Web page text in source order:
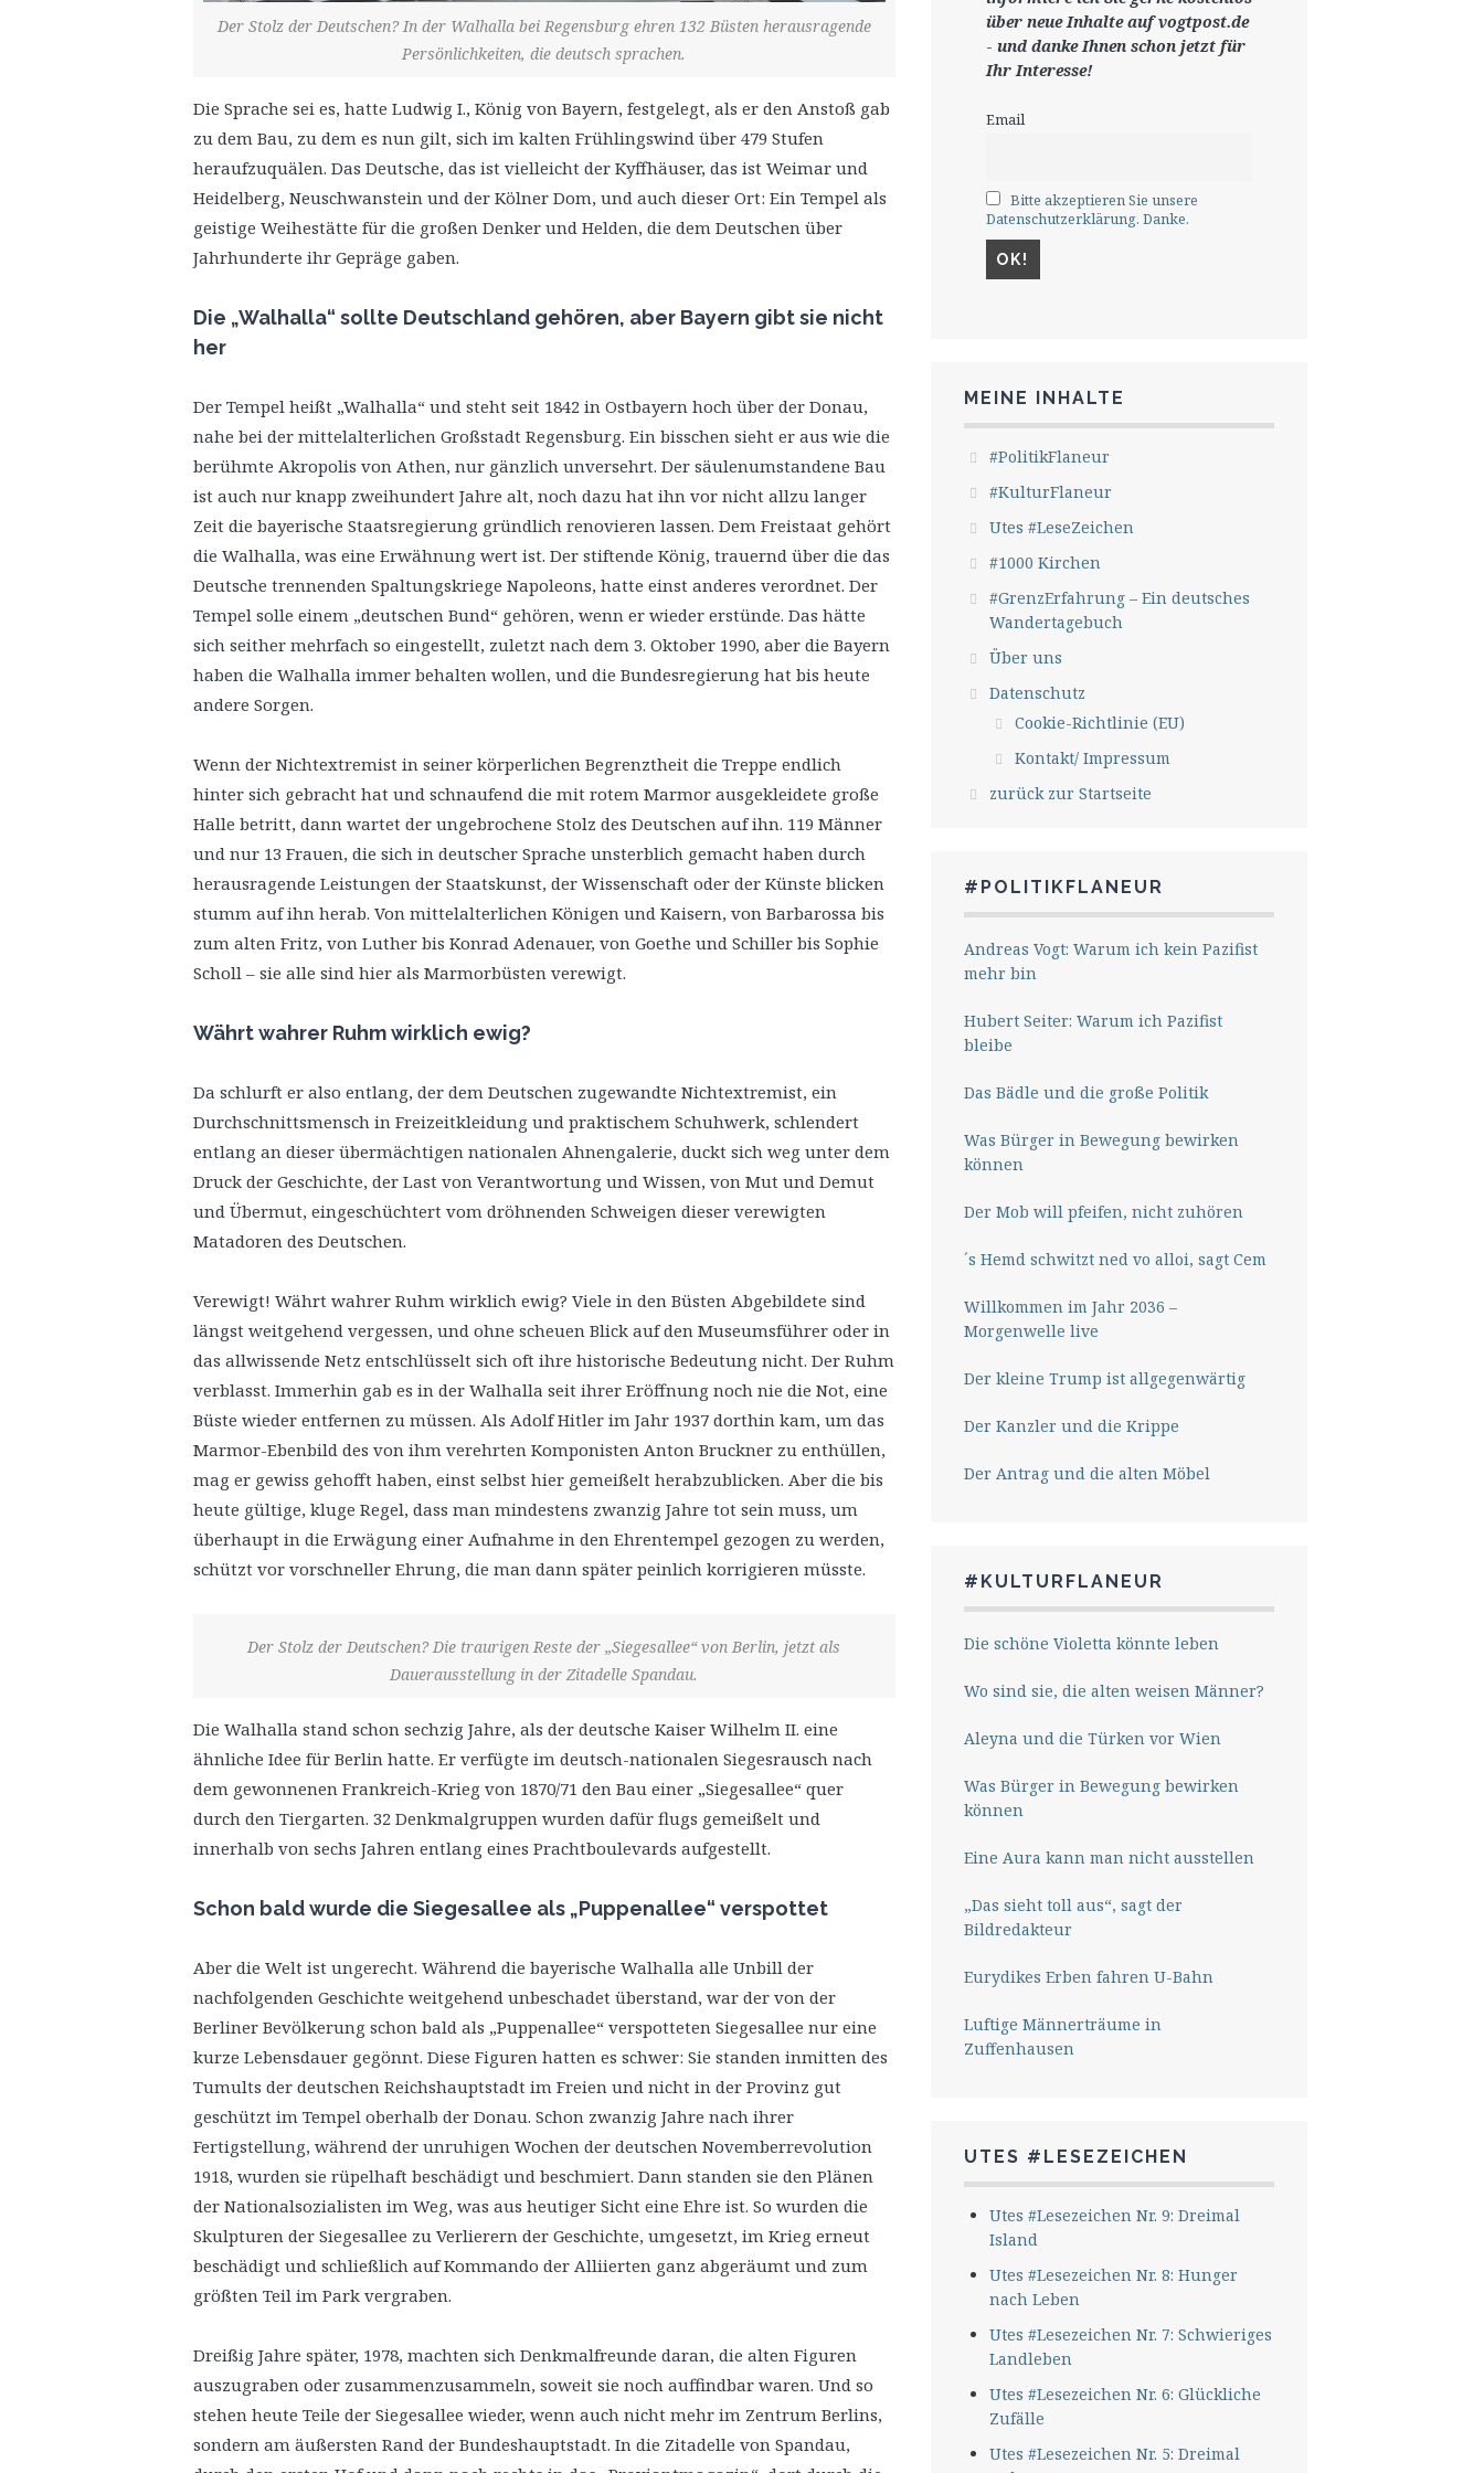
Der Stolz der Deutschen? In der Walhalla bei Regensburg ehren 132 Büsten herausragende
Persönlichkeiten, die deutsch sprachen.
Die Sprache sei es, hatte Ludwig I., König von Bayern, festgelegt, als er den Anstoß gab
zu dem Bau, zu dem es nun gilt, sich im kalten Frühlingswind über 479 Stufen
heraufzuquälen. Das Deutsche, das ist vielleicht der Kyffhäuser, das ist Weimar und
Heidelberg, Neuschwanstein und der Kölner Dom, und auch dieser Ort: Ein Tempel als
geistige Weihestätte für die großen Denker und Helden, die dem Deutschen über
Jahrhunderte ihr Gepräge gaben.
Die „Walhalla“ sollte Deutschland gehören, aber Bayern gibt sie nicht
her
Der Tempel heißt „Walhalla“ und steht seit 1842 in Ostbayern hoch über der Donau,
nahe bei der mittelalterlichen Großstadt Regensburg. Ein bisschen sieht er aus wie die
berühmte Akropolis von Athen, nur gänzlich unversehrt. Der säulenumstandene Bau
ist auch nur knapp zweihundert Jahre alt, noch dazu hat ihn vor nicht allzu langer
Zeit die bayerische Staatsregierung gründlich renovieren lassen. Dem Freistaat gehört
die Walhalla, was eine Erwähnung wert ist. Der stiftende König, trauernd über die das
Deutsche trennenden Spaltungskriege Napoleons, hatte einst anderes verordnet. Der
Tempel solle einem „deutschen Bund“ gehören, wenn er wieder erstünde. Das hätte
sich seither mehrfach so eingestellt, zuletzt nach dem 3. Oktober 1990, aber die Bayern
haben die Walhalla immer behalten wollen, und die Bundesregierung hat bis heute
andere Sorgen.
Wenn der Nichtextremist in seiner körperlichen Begrenztheit die Treppe endlich
hinter sich gebracht hat und schnaufend die mit rotem Marmor ausgekleidete große
Halle betritt, dann wartet der ungebrochene Stolz des Deutschen auf ihn. 119 Männer
und nur 13 Frauen, die sich in deutscher Sprache unsterblich gemacht haben durch
herausragende Leistungen der Staatskunst, der Wissenschaft oder der Künste blicken
stumm auf ihn herab. Von mittelalterlichen Königen und Kaisern, von Barbarossa bis
zum alten Fritz, von Luther bis Konrad Adenauer, von Goethe und Schiller bis Sophie
Scholl – sie alle sind hier als Marmorbüsten verewigt.
Währt wahrer Ruhm wirklich ewig?
Da schlurft er also entlang, der dem Deutschen zugewandte Nichtextremist, ein
Durchschnittsmensch in Freizeitkleidung und praktischem Schuhwerk, schlendert
entlang an dieser übermächtigen nationalen Ahnengalerie, duckt sich weg unter dem
Druck der Geschichte, der Last von Verantwortung und Wissen, von Mut und Demut
und Übermut, eingeschüchtert vom dröhnenden Schweigen dieser verewigten
Matadoren des Deutschen.
Verewigt! Währt wahrer Ruhm wirklich ewig? Viele in den Büsten Abgebildete sind
längst weitgehend vergessen, und ohne scheuen Blick auf den Museumsführer oder in
das allwissende Netz entschlüsselt sich oft ihre historische Bedeutung nicht. Der Ruhm
verblasst. Immerhin gab es in der Walhalla seit ihrer Eröffnung noch nie die Not, eine
Büste wieder entfernen zu müssen. Als Adolf Hitler im Jahr 1937 dorthin kam, um das
Marmor-Ebenbild des von ihm verehrten Komponisten Anton Bruckner zu enthüllen,
mag er gewiss gehofft haben, einst selbst hier gemeißelt herabzublicken. Aber die bis
heute gültige, kluge Regel, dass man mindestens zwanzig Jahre tot sein muss, um
überhaupt in die Erwägung einer Aufnahme in den Ehrentempel gezogen zu werden,
schützt vor vorschneller Ehrung, die man dann später peinlich korrigieren müsste.
Der Stolz der Deutschen? Die traurigen Reste der „Siegesallee“ von Berlin, jetzt als
Dauerausstellung in der Zitadelle Spandau.
Die Walhalla stand schon sechzig Jahre, als der deutsche Kaiser Wilhelm II. eine
ähnliche Idee für Berlin hatte. Er verfügte im deutsch-nationalen Siegesrausch nach
dem gewonnenen Frankreich-Krieg von 1870/71 den Bau einer „Siegesallee“ quer
durch den Tiergarten. 32 Denkmalgruppen wurden dafür flugs gemeißelt und
innerhalb von sechs Jahren entlang eines Prachtboulevards aufgestellt.
Schon bald wurde die Siegesallee als „Puppenallee“ verspottet
Aber die Welt ist ungerecht. Während die bayerische Walhalla alle Unbill der
nachfolgenden Geschichte weitgehend unbeschadet überstand, war der von der
Berliner Bevölkerung schon bald als „Puppenallee“ verspotteten Siegesallee nur eine
kurze Lebensdauer gegönnt. Diese Figuren hatten es schwer: Sie standen inmitten des
Tumults der deutschen Reichshauptstadt im Freien und nicht in der Provinz gut
geschützt im Tempel oberhalb der Donau. Schon zwanzig Jahre nach ihrer
Fertigstellung, während der unruhigen Wochen der deutschen Novemberrevolution
1918, wurden sie rüpelhaft beschädigt und beschmiert. Dann standen sie den Plänen
der Nationalsozialisten im Weg, was aus heutiger Sicht eine Ehre ist. So wurden die
Skulpturen der Siegesallee zu Verlierern der Geschichte, umgesetzt, im Krieg erneut
beschädigt und schließlich auf Kommando der Alliierten ganz abgeräumt und zum
größten Teil im Park vergraben.
Dreißig Jahre später, 1978, machten sich Denkmalfreunde daran, die alten Figuren
auszugraben oder zusammenzusammeln, soweit sie noch auffindbar waren. Und so
stehen heute Teile der Siegesallee wieder, wenn auch nicht mehr im Zentrum Berlins,
sondern am äußersten Rand der Bundeshauptstadt. In die Zitadelle von Spandau,
über neue Inhalte auf vogtpost.de
- und danke Ihnen schon jetzt für
Ihr Interesse!
Email
Bitte akzeptieren Sie unsere
Datenschutzerklärung. Danke.
MEINE INHALTE
#PolitikFlaneur
#KulturFlaneur
Utes #LeseZeichen
#1000 Kirchen
#GrenzErfahrung – Ein deutsches
Wandertagebuch
Über uns
Datenschutz
Cookie-Richtlinie (EU)
Kontakt/ Impressum
zurück zur Startseite
#POLITIKFLANEUR
Andreas Vogt: Warum ich kein Pazifist
mehr bin
Hubert Seiter: Warum ich Pazifist
bleibe
Das Bädle und die große Politik
Was Bürger in Bewegung bewirken
können
Der Mob will pfeifen, nicht zuhören
´s Hemd schwitzt ned vo alloi, sagt Cem
Willkommen im Jahr 2036 –
Morgenwelle live
Der kleine Trump ist allgegenwärtig
Der Kanzler und die Krippe
Der Antrag und die alten Möbel
#KULTURFLANEUR
Die schöne Violetta könnte leben
Wo sind sie, die alten weisen Männer?
Aleyna und die Türken vor Wien
Was Bürger in Bewegung bewirken
können
Eine Aura kann man nicht ausstellen
„Das sieht toll aus“, sagt der
Bildredakteur
Eurydikes Erben fahren U-Bahn
Luftige Männerträume in
Zuffenhausen
UTES #LESEZEICHEN
Utes #Lesezeichen Nr. 9: Dreimal
Island
Utes #Lesezeichen Nr. 8: Hunger
nach Leben
Utes #Lesezeichen Nr. 7: Schwieriges
Landleben
Utes #Lesezeichen Nr. 6: Glückliche
Zufälle
Utes #Lesezeichen Nr. 5: Dreimal